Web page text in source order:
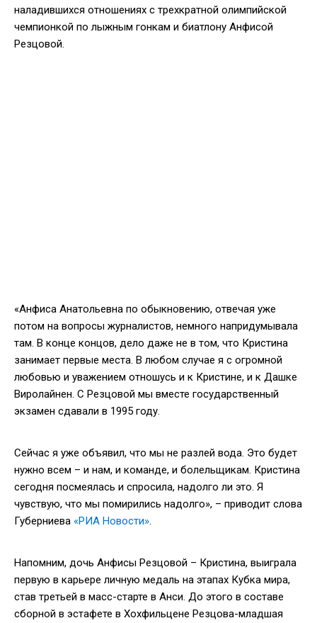
наладившихся отношениях с трехкратной олимпийской
чемпионкой по лыжным гонкам и биатлону Анфисой
Резцовой.
«Анфиса Анатольевна по обыкновению, отвечая уже
потом на вопросы журналистов, немного напридумывала
там. В конце концов, дело даже не в том, что Кристина
занимает первые места. В любом случае я с огромной
любовью и уважением отношусь и к Кристине, и к Дашке
Виролайнен. С Резцовой мы вместе государственный
экзамен сдавали в 1995 году.
Сейчас я уже объявил, что мы не разлей вода. Это будет
нужно всем – и нам, и команде, и болельщикам. Кристина
сегодня посмеялась и спросила, надолго ли это. Я
чувствую, что мы помирились надолго», – приводит слова
Губерниева «РИА Новости».
Напомним, дочь Анфисы Резцовой – Кристина, выиграла
первую в карьере личную медаль на этапах Кубка мира,
став третьей в масс-старте в Анси. До этого в составе
сборной в эстафете в Хохфильцене Резцова-младшая